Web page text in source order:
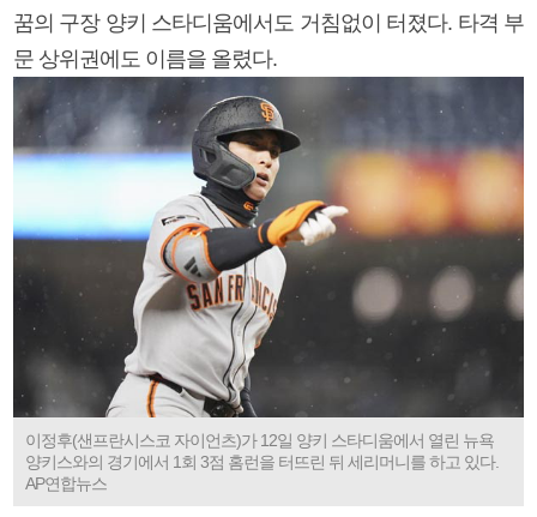
꿈의 구장 양키 스타디움에서도 거침없이 터졌다. 타격 부
문 상위권에도 이름을 올렸다.
이정후(샌프란시스코 자이언츠)가 12일 양키 스타디움에서 열린 뉴욕
양키스와의 경기에서 1회 3점 홈런을 터뜨린 뒤 세리머니를 하고 있다.
AP연합뉴스